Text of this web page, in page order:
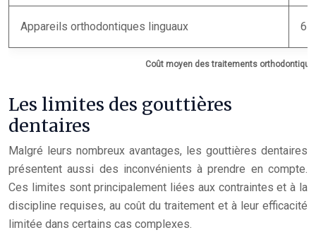
Coût moyen des traitements
Appareils orthodontiques linguaux 6
Les limites des gouttières
dentaires
Malgré leurs nombreux avantages, les gouttières dentaires
présentent aussi des inconvénients à prendre en compte.
Ces limites sont principalement liées aux contraintes et à la
discipline requises, au coût du traitement et à leur efficacité
limitée dans certains cas complexes.